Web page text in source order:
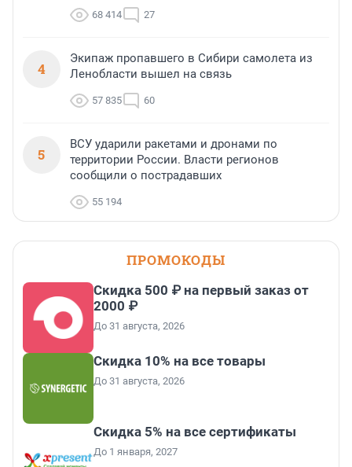
68 414 27
4
Экипаж пропавшего в Сибири самолета из
Ленобласти вышел на связь
57 835 60
5
ВСУ ударили ракетами и дронами по
территории России. Власти регионов
сообщили о пострадавших
55 194
ПРОМОКОДЫ
Скидка 500 ₽ на первый заказ от
2000 ₽
До 31 августа, 2026
Скидка 10% на все товары
До 31 августа, 2026
Скидка 5% на все сертификаты
До 1 января, 2027